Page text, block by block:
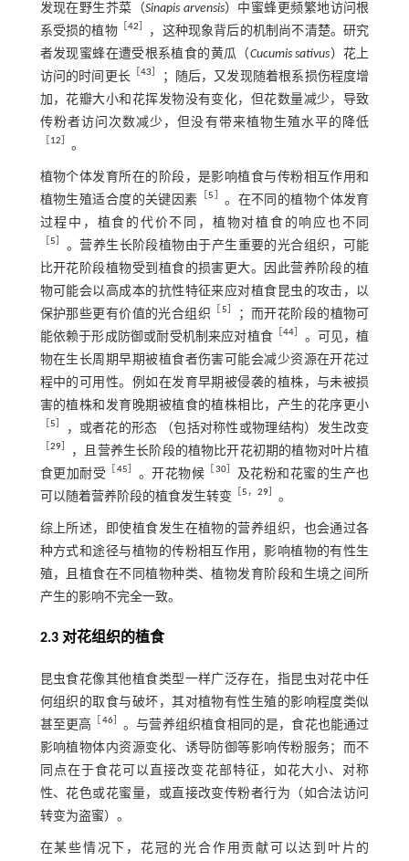
发现在野生芥菜（Sinapis arvensis）中蜜蜂更频繁地访问根
系受损的植物［42］
，这种现象背后的机制尚不清楚。研究
者发现蜜蜂在遭受根系植食的黄瓜（Cucumis sativus）花上
访问的时间更长［43］
；随后，又发现随着根系损伤程度增
加，花瓣大小和花挥发物没有变化，但花数量减少，导致
传粉者访问次数减少，但没有带来植物生殖水平的降低
［12］ 。
植物个体发育所在的阶段，是影响植食与传粉相互作用和
植物生殖适合度的关键因素 ［5］ 。在不同的植物个体发育
过程中，植食的代价不同，植物对植食的响应也不同
［5］ 。营养生长阶段植物由于产生重要的光合组织，可能
比开花阶段植物受到植食的损害更大。因此营养阶段的植
物可能会以高成本的抗性特征来应对植食昆虫的攻击，以
保护那些更有价值的光合组织
［5］
；而开花阶段的植物可
能依赖于形成防御或耐受机制来应对植食 ［44］ 。可见，植
物在生长周期早期被植食者伤害可能会减少资源在开花过
程中的可用性。例如在发育早期被侵袭的植株，与未被损
害的植株和发育晚期被植食的植株相比，产生的花序更小
［5］ ，或者花的形态 （包括对称性或物理结构）发生改变
［29］
，且营养生长阶段的植物比开花初期的植物对叶片植
食更加耐受
［45］ 。开花物候 ［30］
及花粉和花蜜的生产也
可以随着营养阶段的植食发生转变 ［5， 29］ 。
综上所述，即使植食发生在植物的营养组织，也会通过各
种方式和途径与植物的传粉相互作用，影响植物的有性生
殖，且植食在不同植物种类、植物发育阶段和生境之间所
产生的影响不完全一致。
2.3 对花组织的植食
昆虫食花像其他植食类型一样广泛存在，指昆虫对花中任
何组织的取食与破坏，其对植物有性生殖的影响程度类似
甚至更高
［46］ 。与营养组织植食相同的是，食花也能通过
影响植物体内资源变化、诱导防御等影响传粉服务；而不
同点在于食花可以直接改变花部特征，如花大小、对称
性、花色或花蜜量，或直接改变传粉者行为（如合法访问
转变为盗蜜）。
在某些情况下，花冠的光合作用贡献可以达到叶片的